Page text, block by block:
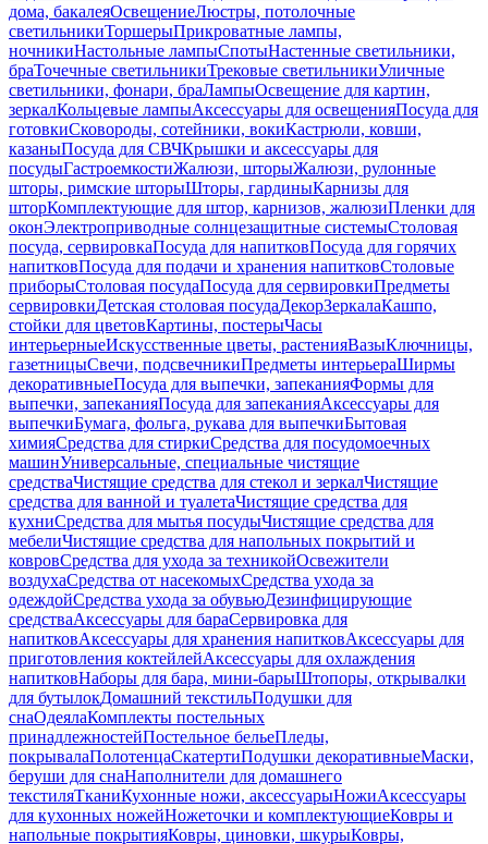
дома, бакалеяОсвещениеЛюстры, потолочные
светильникиТоршерыПрикроватные лампы,
ночникиНастольные лампыСпотыНастенные светильники,
браТочечные светильникиТрековые светильникиУличные
светильники, фонари, браЛампыОсвещение для картин,
зеркалКольцевые лампыАксессуары для освещенияПосуда для
готовкиСковороды, сотейники, вокиКастрюли, ковши,
казаныПосуда для СВЧКрышки и аксессуары для
посудыГастроемкостиЖалюзи, шторыЖалюзи, рулонные
шторы, римские шторыШторы, гардиныКарнизы для
шторКомплектующие для штор, карнизов, жалюзиПленки для
оконЭлектроприводные солнцезащитные системыСтоловая
посуда, сервировкаПосуда для напитковПосуда для горячих
напитковПосуда для подачи и хранения напитковСтоловые
приборыСтоловая посудаПосуда для сервировкиПредметы
сервировкиДетская столовая посудаДекорЗеркалаКашпо,
стойки для цветовКартины, постерыЧасы
интерьерныеИскусственные цветы, растенияВазыКлючницы,
газетницыСвечи, подсвечникиПредметы интерьераШирмы
декоративныеПосуда для выпечки, запеканияФормы для
выпечки, запеканияПосуда для запеканияАксессуары для
выпечкиБумага, фольга, рукава для выпечкиБытовая
химияСредства для стиркиСредства для посудомоечных
машинУниверсальные, специальные чистящие
средстваЧистящие средства для стекол и зеркалЧистящие
средства для ванной и туалетаЧистящие средства для
кухниСредства для мытья посудыЧистящие средства для
мебелиЧистящие средства для напольных покрытий и
ковровСредства для ухода за техникойОсвежители
воздухаСредства от насекомыхСредства ухода за
одеждойСредства ухода за обувьюДезинфицирующие
средстваАксессуары для бараСервировка для
напитковАксессуары для хранения напитковАксессуары для
приготовления коктейлейАксессуары для охлаждения
напитковНаборы для бара, мини-барыШтопоры, открывалки
для бутылокДомашний текстильПодушки для
снаОдеялаКомплекты постельных
принадлежностейПостельное бельеПледы,
покрывалаПолотенцаСкатертиПодушки декоративныеМаски,
беруши для снаНаполнители для домашнего
текстиляТканиКухонные ножи, аксессуарыНожиАксессуары
для кухонных ножейНожеточки и комплектующиеКовры и
напольные покрытияКовры, циновки, шкурыКовры,